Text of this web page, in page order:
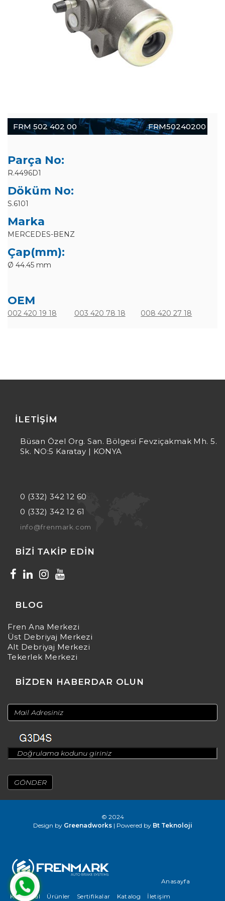
FRM 502 402 00 FRM50240200
Parça No:
R.4496D1
Döküm No:
S.6101
Marka
MERCEDES-BENZ
Çap(mm):
Ø 44.45 mm
OEM
002 420 19 18 003 420 78 18 008 420 27 18
İLETIŞIM
Büsan Özel Org. San. Bölgesi Fevziçakmak Mh. 5.
Sk. NO:5 Karatay | KONYA
0 (332) 342 12 60
0 (332) 342 12 61
info@frenmark.com
BIZI TAKIP EDIN
BLOG
Fren Ana Merkezi
Üst Debriyaj Merkezi
Alt Debriyaj Merkezi
Tekerlek Merkezi
BİZDEN HABERDAR OLUN
© 2024
Design by Greenadworks| Powered by Bt Teknoloji
Anasayfa
Kurumsal
Ürünler Sertifikalar Katalog İletişim